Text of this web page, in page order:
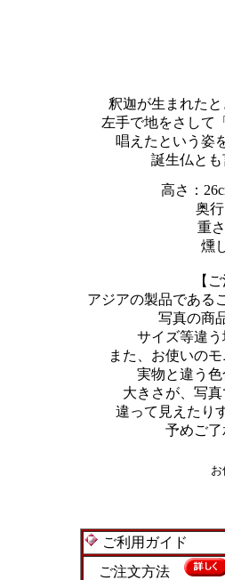
釈迦が生まれたと
左手で地をさして
唱えたという姿
誕生仏と
高さ：
奥
重
燻
【
アジアの製品である
写真の商
サイズ等違う
また、お使いの
実物と違う色
大きさが、写
違って見えたり
予めご了
ご利用ガイド
ご注文方法